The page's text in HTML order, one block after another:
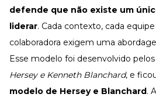
Infográfico
Kits
Materiais centralizados
Newsletters
defende que não existe um
liderar. Cada contexto, cada
colaboradora exigem uma
Esse modelo foi desenvolvido
Hersey e Kenneth Blanchard, e
modelo de Hersey e Blanchard.